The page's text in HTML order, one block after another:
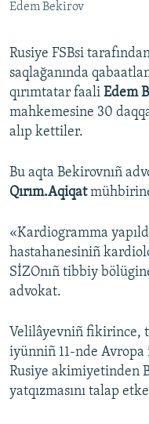
QOŞULIÑIZ!
RFE/RS bütün
Edem Bekirov
Rusiye FSBsi
saqlağanında
qırımtatar faali Edem
mahkemesine 30
alıp kettiler.
Bu aqta Bekirovnıñ
Qırım.Aqiqat
«Kardiogramma
hastahanesiniñ
SİZOnıñ tibbiy
advokat.
Velilâyevniñ fikirince,
iyünniñ 11-nde Avropa
Rusiye akimiyetinden
yatqızmasını talap